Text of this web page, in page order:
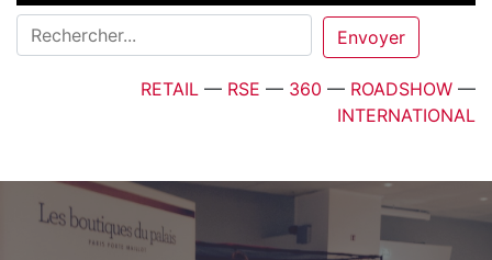
RETAIL — RSE — 360 — ROADSHOW —
INTERNATIONAL